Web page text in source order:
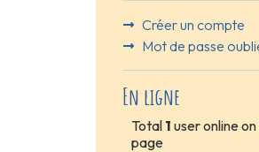
Créer un compte
Mot de passe
En ligne
Total 1 user online on
page